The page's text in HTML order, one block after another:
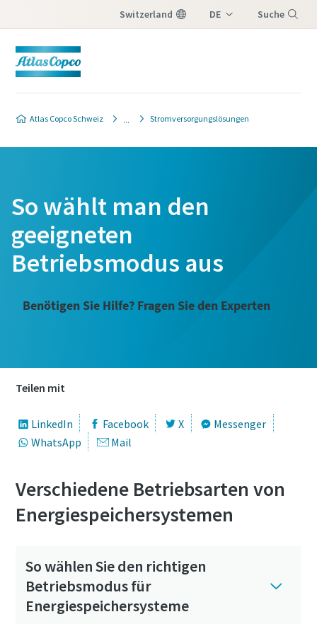
Switzerland DE Suche
Atlas Copco Schweiz Stromversorgungslösungen
So wählt man den
geeigneten
Betriebsmodus aus
Benötigen Sie Hilfe? Fragen Sie den Experten
Teilen mit
LinkedIn Facebook X
Messenger
WhatsApp
Mail
Verschiedene Betriebsarten von
Energiespeichersystemen
So wählen Sie den richtigen
Betriebsmodus für
Energiespeichersysteme